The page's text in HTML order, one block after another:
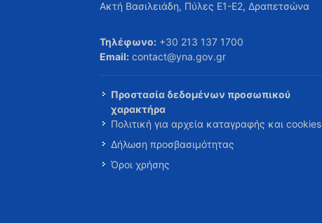
Ακτή Βασιλειάδη, Πύλες Ε1-Ε2, Δραπετσώνα
Τηλέφωνο: +30 213 137 1700
Email: contact@yna.gov.gr
Προστασία δεδομένων προσωπικού
χαρακτήρα
Πολιτική για αρχεία καταγραφής και cookies
Δήλωση προσβασιμότητας
Όροι χρήσης